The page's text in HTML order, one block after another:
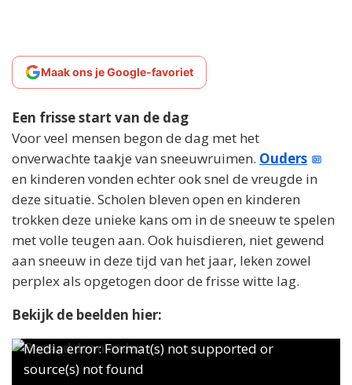
Maak ons je Google-favoriet
Een frisse start van de dag
Voor veel mensen begon de dag met het
onverwachte taakje van sneeuwruimen. Ouders
en kinderen vonden echter ook snel de vreugde in
deze situatie. Scholen bleven open en kinderen
trokken deze unieke kans om in de sneeuw te spelen
met volle teugen aan. Ook huisdieren, niet gewend
aan sneeuw in deze tijd van het jaar, leken zowel
perplex als opgetogen door de frisse witte lag.
Bekijk de beelden hier:
Videospeler
Videospeler
Media error: Format(s) not supported or
source(s) not found